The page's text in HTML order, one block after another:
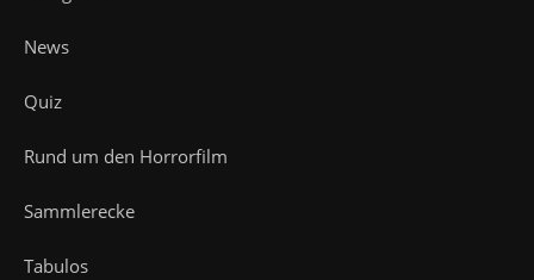
News
Quiz
Rund um den Horrorfilm
Sammlerecke
Tabulos